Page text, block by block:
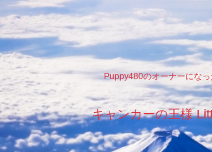
Puppy480のオーナーになっ
キャンカーの王様